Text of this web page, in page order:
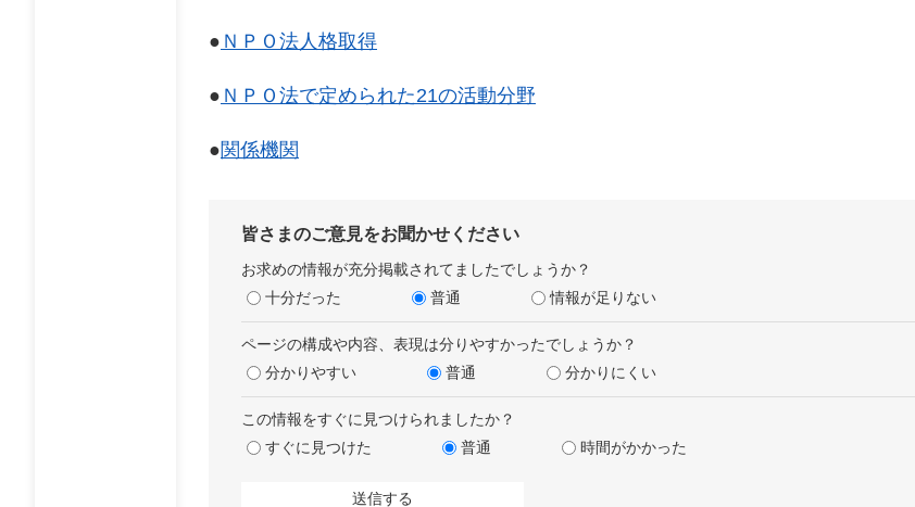
● ＮＰＯ法人格取得
● ＮＰＯ法で定められた21の活動分野
●関係機関
皆さまのご意見をお聞かせください
お求めの情報が充分掲載されてましたでしょうか？
十分だった
普通 情報が足りない
ページの構成や内容、表現は分りやすかったでしょうか？
分かりやすい
普通 分かりにくい
この情報をすぐに見つけられましたか？
すぐに見つけた
普通 時間がかかった